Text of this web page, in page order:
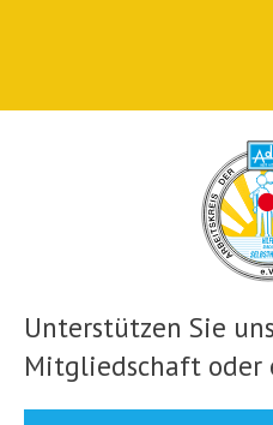
Unterstützen Sie
Mitgliedschaft oder